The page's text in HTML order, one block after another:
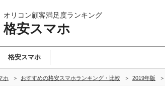
オリコン顧客満足度ランキング
格安スマホ
格安スマホ
ホ おすすめの格安スマホランキング・比較 2019年版